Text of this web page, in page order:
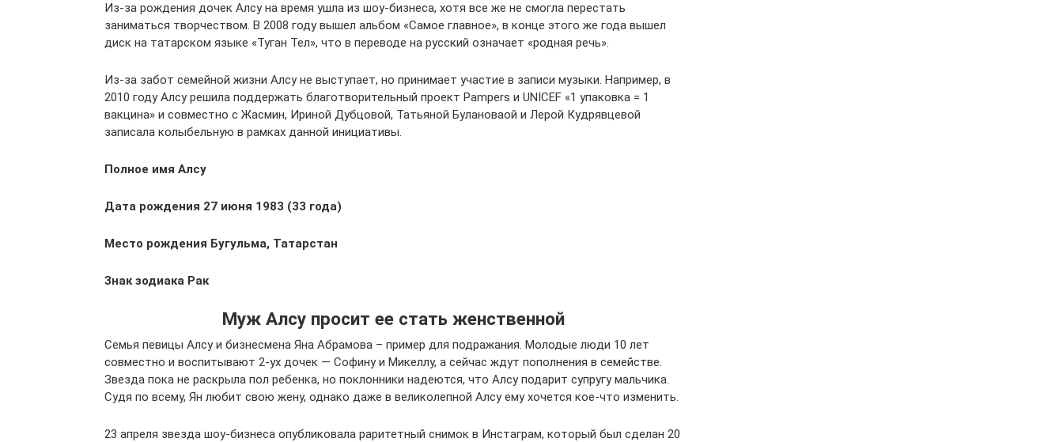
Из-за рождения дочек Алсу на время ушла из шоу-бизнеса, хотя все же не смогла перестать
заниматься творчеством. В 2008 году вышел альбом «Самое главное», в конце этого же года вышел
диск на татарском языке «Туган Тел», что в переводе на русский означает «родная речь».
Из-за забот семейной жизни Алсу не выступает, но принимает участие в записи музыки. Например, в
2010 году Алсу решила поддержать благотворительный проект Pampers и UNICEF «1 упаковка = 1
вакцина» и совместно с Жасмин, Ириной Дубцовой, Татьяной Булановаой и Лерой Кудрявцевой
записала колыбельную в рамках данной инициативы.
Полное имя Алсу
Дата рождения 27 июня 1983 (33 года)
Место рождения Бугульма, Татарстан
Знак зодиака Рак
Муж Алсу просит ее стать женственной
Семья певицы Алсу и бизнесмена Яна Абрамова – пример для подражания. Молодые люди 10 лет
совместно и воспитывают 2-ух дочек — Софину и Микеллу, а сейчас ждут пополнения в семействе.
Звезда пока не раскрыла пол ребенка, но поклонники надеются, что Алсу подарит супругу мальчика.
Судя по всему, Ян любит свою жену, однако даже в великолепной Алсу ему хочется кое-что изменить.
23 апреля звезда шоу-бизнеса опубликовала раритетный снимок в Инстаграм, который был сделан 20